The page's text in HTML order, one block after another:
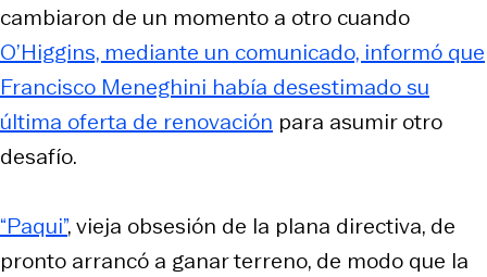
cambiaron de un momento a otro cuando
O’Higgins, mediante un comunicado, informó que
Francisco Meneghini había desestimado su
última oferta de renovación para asumir otro
desafío.
“Paqui”, vieja obsesión de la plana directiva, de
pronto arrancó a ganar terreno, de modo que la